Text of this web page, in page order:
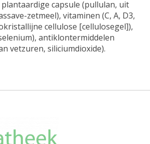
capsule (pullulan, uit
zetmeel), vitaminen (C, A, D3,
cellulose [cellulosegel]),
antiklontermiddelen
vetzuren, siliciumdioxide).